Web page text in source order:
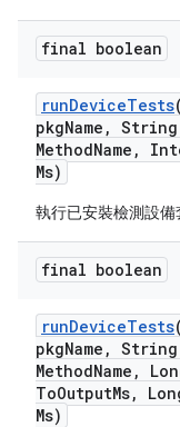
final boolean
runDeviceTests(
pkgName ,
MethodName ,
Ms)
執行已安裝檢測設備
final boolean
runDeviceTests(
pkgName ,
MethodName ,
ToOutputMs,
Ms)